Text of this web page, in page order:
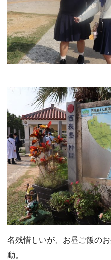
名残惜しいが、お昼ご飯の
動。